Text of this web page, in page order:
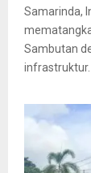
Samarinda,
Sambutan
infrastruktur.